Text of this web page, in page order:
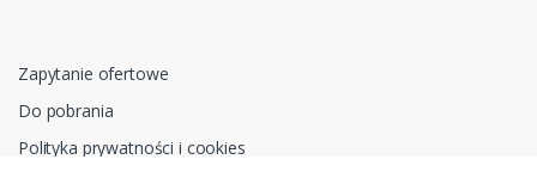
Zapytanie ofertowe
Do pobrania
Polityka prywatności i cookies